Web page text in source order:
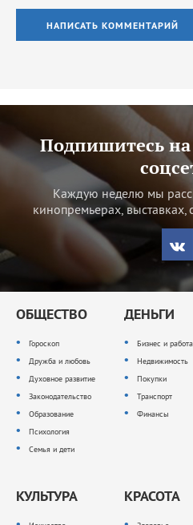
НАПИСАТЬ КОММЕНТАРИЙ
Подпишитесь
Каждую неделю мы
кинопремьерах, выставках,
ОБЩЕСТВО
Гороскоп
Дружба и любовь
Духовное развитие
Законодательство
Образование
Психология
Семья и дети
ДЕНЬГИ
Бизнес и работа
Недвижимость
Покупки
Транспорт
Финансы
КУЛЬТУРА КРАСОТА